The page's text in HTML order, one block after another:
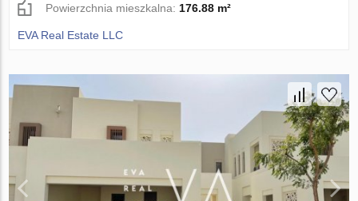
Powierzchnia mieszkalna: 176.88 m²
EVA Real Estate LLC